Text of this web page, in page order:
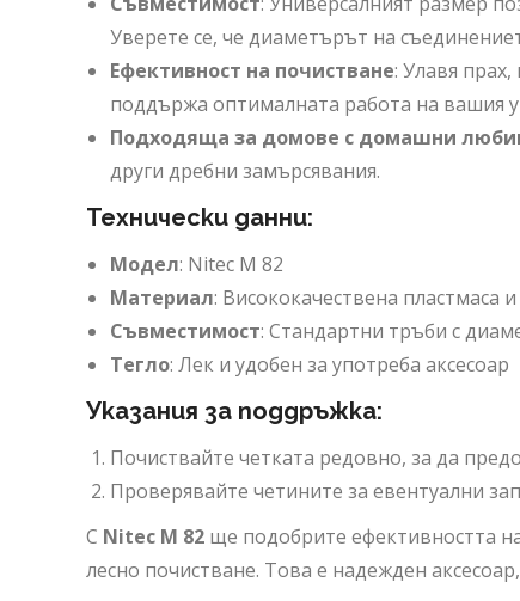
Уверете се, че диаметърът на
Ефективност на почистване: Улавя
поддържа оптималната работа на вашия
Подходяща за домове с домашни
други дребни замърсявания.
Технически данни:
Модел: Nitec M 82
Материал: Висококачествена пластмаса
Съвместимост: Стандартни тръби с
Тегло: Лек и удобен за употреба аксесоар
Указания за поддръжка:
Почиствайте четката редовно, за да
Проверявайте четините за евентуални
С Nitec M 82 ще подобрите ефективността
лесно почистване. Това е надежден